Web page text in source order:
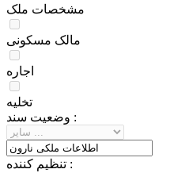
مشخصات ملک
مالک مسکونی
اجاره
تخلیه
وضعيت سند :
تنظيم کننده :